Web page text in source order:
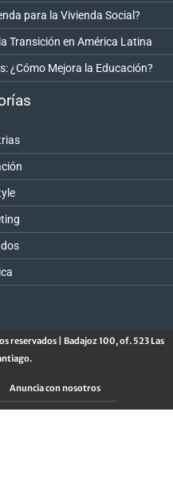
para la Vivienda Social?
Transición en América Latina
¿Cómo Mejora la Educación?
reservados | Badajoz 100, of. 523 Las
Anuncia con nosotros